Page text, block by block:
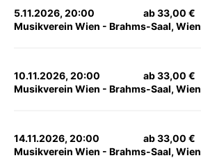
5.11.2026, 20:00
Musikverein Wien - Brahms-Saal, Wien
ab 33,00 €
10.11.2026, 20:00
Musikverein Wien - Brahms-Saal, Wien
ab 33,00 €
14.11.2026, 20:00
Musikverein Wien - Brahms-Saal, Wien
ab 33,00 €